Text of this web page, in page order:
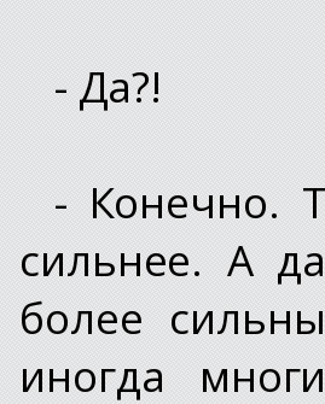
- Да?!
- Конечно.
сильнее. А
более
иногда